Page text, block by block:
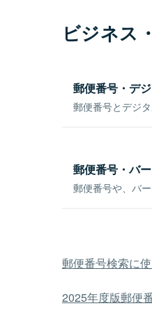
ビジネス
郵便番号・デ
郵便番号とデジ
郵便番号・バ
郵便番号や、バ
郵便番号検索に
2025年度版郵便